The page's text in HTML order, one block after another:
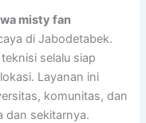
misty fan
di Jabodetabek.
selalu siap
Layanan ini
komunitas, dan
dan sekitarnya.